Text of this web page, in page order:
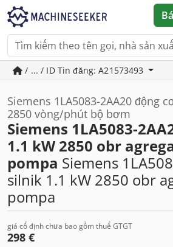
/ ... / ID Tin đăng: A21573493
Siemens 1LA5083-2AA20 động
2850 vòng/phút bộ bơm
Siemens 1LA5083-
1.1 kW 2850 obr
pompa Siemens
silnik 1.1 kW 2850 obr
pompa
giá cố định chưa bao gồm thuế GTGT
298 €